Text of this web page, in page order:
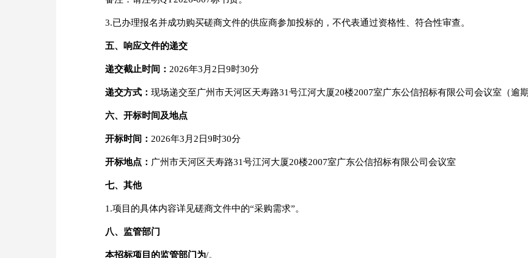
3.已办理报名并成功购买磋商文件的供应商参加投标的，不代表通过资格性、符合性审查。
五、 响应文件的递交
递交截止时间： 2026年3月2日9时30分
递交方式： 现场递交至广州市天河区天寿路31号江河大厦20楼2007室广东公信招标有限公司会议室（逾
六、 开标时间及地点
开标时间： 2026年3月2日9时30分
开标地点： 广州市天河区天寿路31号江河大厦20楼2007室广东公信招标有限公司会议室
七、 其他
1.项目的具体内容详见磋商文件中的“采购需求”。
八、 监管部门
本招标项目的监管部门为/。